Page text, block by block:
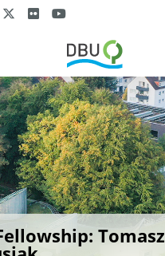
Tomasz